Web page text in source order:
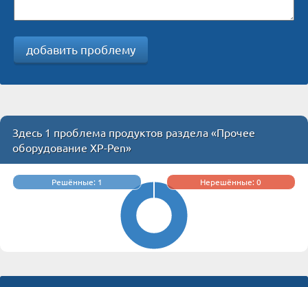
добавить проблему
Здесь 1 проблема продуктов раздела «Прочее
оборудование XP-Pen»
Решённые: 1 Нерешённые: 0